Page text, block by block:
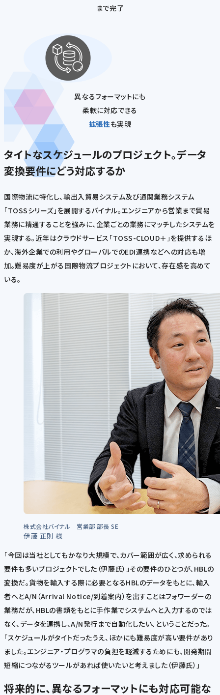
まで完了
異なるフォーマットにも
柔軟に対応できる
拡張性も実現
タイトなスケジュールのプロジェクト。データ
変換要件にどう対応するか
国際物流に特化し、輸出入貿易システム及び通関業務システム
「TOSSシリーズ」を展開するバイナル。エンジニアから営業まで貿易
業務に精通することを強みに、企業ごとの業務にマッチしたシステムを
実現する。近年はクラウドサービス「TOSS-CLOUD＋」を提供するほ
か、海外企業での利用やグローバルでのEDI連携などへの対応も増
加。難易度が上がる国際物流プロジェクトにおいて、存在感を高めて
いる。
株式会社バイナル 営業部 部長 SE
伊藤 正則 様
「今回は当社としてもかなり大規模で、カバー範囲が広く、求められる
要件も多いプロジェクトでした（伊藤氏）」その要件のひとつが、HBLの
変換だ。貨物を輸入する際に必要となるHBLのデータをもとに、輸入
者へとA/N（Arrival Notice/到着案内）を出すことはフォワーダーの
業務だが、HBLの書類をもとに手作業でシステムへと入力するのでは
なく、データを連携し、A/N発行まで自動化したい、ということだった。
「スケジュールがタイトだったうえ、ほかにも難易度が高い要件があり
ました。エンジニア・プログラマの負担を軽減するためにも、開発期間
短縮につながるツールがあれば使いたいと考えました（伊藤氏）」
将来的に、異なるフォーマットにも対応可能な